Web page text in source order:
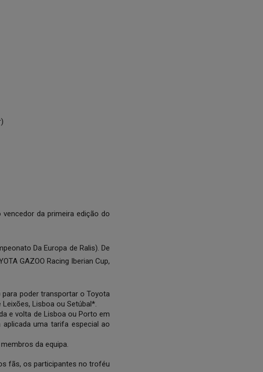
da primeira edição do
Da Europa de Ralis). De
GAZOO Racing Iberian Cup,
poder transportar o Toyota
Lisboa ou Setúbal*.
e volta de Lisboa ou Porto em
uma tarifa especial ao
da equipa.
fãs, os participantes no troféu